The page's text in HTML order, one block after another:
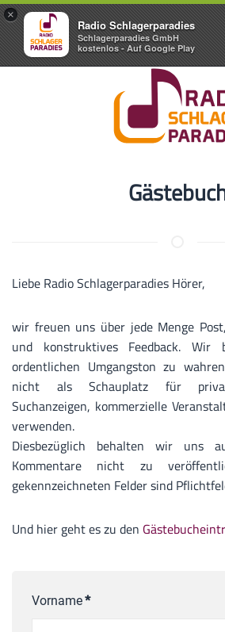
×
Radio Schlagerparadies
Schlagerparadies GmbH
kostenlos - Auf Google Play
Liebe Radio Schlagerparadies Hörer,
wir freuen uns über jede Menge
und konstruktives Feedback. Wir
ordentlichen Umgangston zu
nicht als Schauplatz für
Suchanzeigen, kommerzielle
verwenden.
Diesbezüglich behalten wir uns
Kommentare nicht zu
gekennzeichneten Felder sind
Und hier geht es zu den
Vorname*